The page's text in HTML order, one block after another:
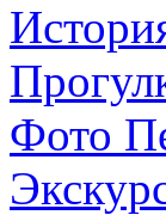
Фото